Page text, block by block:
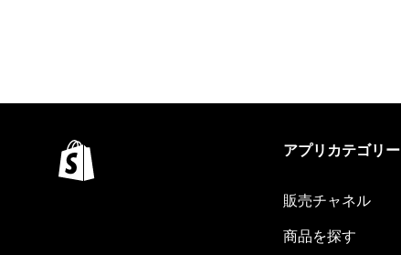
アプリカテゴリー
販売チャネル
商品を探す